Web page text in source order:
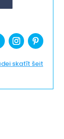
skatīt šeit